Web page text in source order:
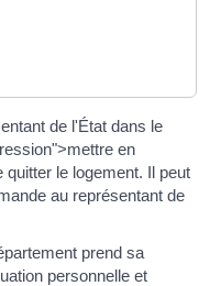
de l'État dans le
en
le logement. Il peut
au représentant de
prend sa
personnelle et